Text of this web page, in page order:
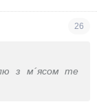
26
з м´ясом те